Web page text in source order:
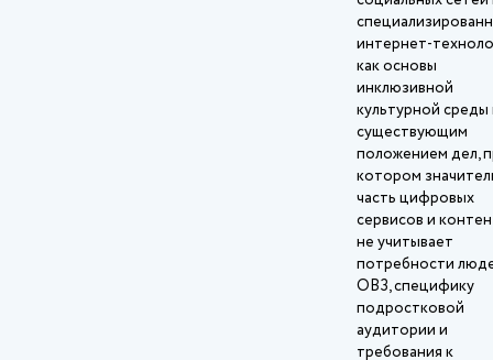
как основы
инклюзивной
культурной среды
существующим
положением дел,
котором
часть цифровых
сервисов и
не учитывает
потребности
ОВЗ, специфику
подростковой
аудитории и
требования к